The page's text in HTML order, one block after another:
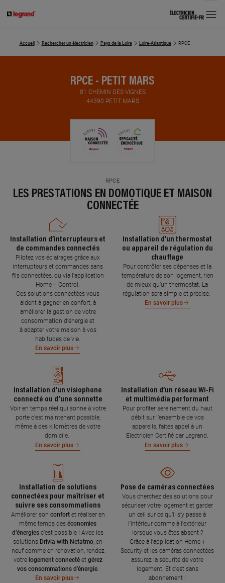
MENU
Accueil Rechercher un électricien Pays de la Loire Loire-Atlantique RPCE
RPCE - PETIT MARS
81 CHEMIN DES VIGNES
44390 PETIT MARS
RPCE
LES PRESTATIONS EN DOMOTIQUE ET MAISON
CONNECTÉE
Installation d’interrupteurs et
de commandes connectés
Pilotez vos éclairages grâce aux
interrupteurs et commandes sans
fils connectées, ou via l'application
Home + Control.
Ces solutions connectées vous
aident à gagner en confort, à
améliorer la gestion de votre
consommation d’énergie et
à adapter votre maison à vos
habitudes de vie.
En savoir plus
Installation d’un thermostat
ou appareil de régulation du
chauffage
Pour contrôler ses dépenses et la
température de son logement, rien
de mieux qu’un thermostat. La
régulation sera simple et précise.
En savoir plus
Installation d’un visiophone
connecté ou d'une sonnette
Voir en temps réel qui sonne à votre
porte c’est maintenant possible,
même à des kilomètres de votre
domicile.
En savoir plus
Installation d’un réseau Wi-Fi
et multimédia performant
Pour profiter sereinement du haut
débit sur l’ensemble de vos
appareils, faites appel à un
Electricien Certifié par Legrand.
En savoir plus
Installation de solutions
connectées pour maîtriser et
suivre ses consommations
Améliorer son confort et réaliser en
même temps des économies
d’énergies c’est possible ! Avec les
solutions Drivia with Netatmo , en
neuf comme en rénovation, rendez
votre logement connecté et gérez
vos consommations d’énergie.
En savoir plus
Pose de caméras connectées
Vous cherchez des solutions pour
sécuriser votre logement et garder
un œil sur ce qu’il s’y passe à
l’intérieur comme à l’extérieur
lorsque vous êtes absent ?
Grâce à l'application Home +
Security et les caméras connectées
assurez la sécurité de votre
logement. Et c'est sans
abonnement !